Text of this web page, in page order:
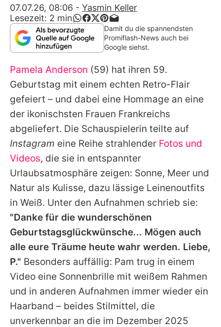
App runterladen
Team
Redaktionelle Richtlinien
Impressum
Datenschutzerklärung
Nutzungsbedingungen
Utiq verwalten
07.07.26, 08:06 - Yasmin Keller
Lesezeit: 2 min
Damit du die spannendsten
Promiflash-News auch bei
Google siehst.
Pamela Anderson (59) hat ihren 59.
Geburtstag mit einem echten Retro-Flair
gefeiert – und dabei eine Hommage an eine
der ikonischsten Frauen Frankreichs
abgeliefert. Die Schauspielerin teilte auf
Instagram eine Reihe strahlender Fotos und
Videos, die sie in entspannter
Urlaubsatmosphäre zeigen: Sonne, Meer und
Natur als Kulisse, dazu lässige Leinenoutfits
in Weiß. Unter den Aufnahmen schrieb sie:
"Danke für die wunderschönen
Geburtstagsglückwünsche... Mögen auch
alle eure Träume heute wahr werden. Liebe,
P." Besonders auffällig: Pam trug in einem
Video eine Sonnenbrille mit weißem Rahmen
und in anderen Aufnahmen immer wieder ein
Haarband – beides Stilmittel, die
unverkennbar an die im Dezember 2025